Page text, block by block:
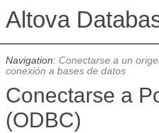
Navigation: Conectarse a un
conexión a bases de datos
Conectarse a
(ODBC)